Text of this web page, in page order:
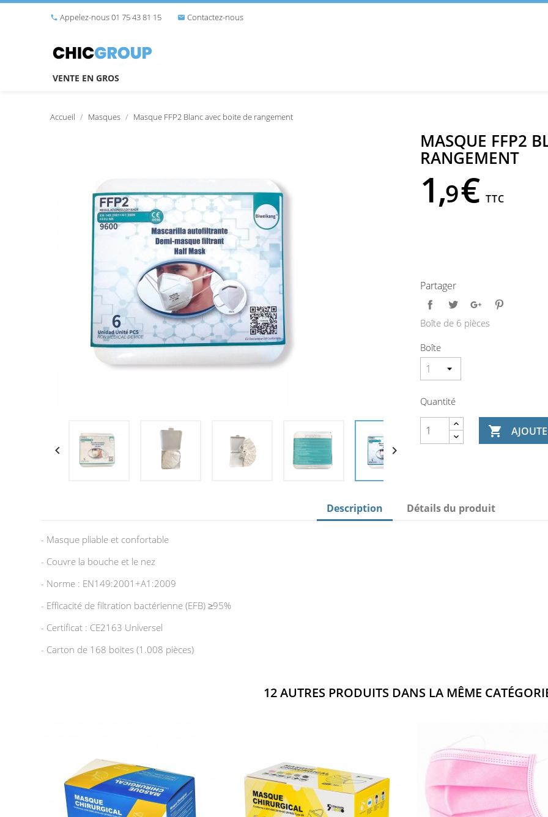
 Appelez-nous 01 75 43 81 15  Contactez-nous
VENTE EN GROS
Accueil Masques Masque FFP2 Blanc avec boite de rangement
 
MASQUE FFP2
RANGEMENT
1,9€ TTC
Partager
Boîte de 6 pièces
Boîte
Quantité

Description Détails du produit
- Masque pliable et confortable
- Couvre la bouche et le nez
- Norme : EN149:2001+A1:2009
- Efficacité de filtration bactérienne (EFB) ≥95%
- Certificat : CE2163 Universel
- Carton de 168 boites (1.008 pièces)
12 AUTRES PRODUITS DANS LA MÊME